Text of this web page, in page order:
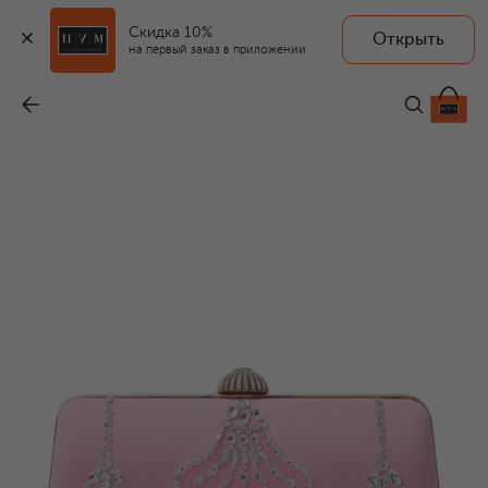
Скидка 10%
на первый заказ в приложении
Открыть
471 000 ₽